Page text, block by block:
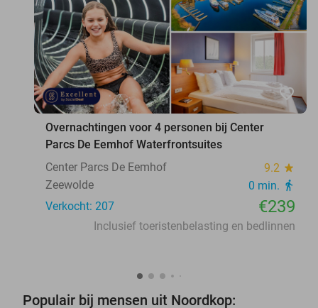
favorite_border
Overnachtingen voor 4 personen bij Center
Parcs De Eemhof Waterfrontsuites
Center Parcs De Eemhof
9.2 star
Zeewolde 0 min. directions_walk
Verkocht: 207 €239
Inclusief toeristenbelasting en bedlinnen
Populair bij mensen uit Noordkop: